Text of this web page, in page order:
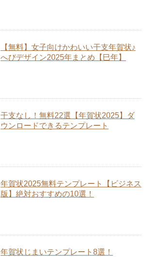
【無料】女子向けかわいい干支年賀状♪
へびデザイン2025年まとめ【巳年】
干支なし！無料22選【年賀状2025】ダ
ウンロードできるテンプレート
年賀状2025無料テンプレート【ビジネス
版】絶対おすすめの10選！
年賀状じまいテンプレート8選！